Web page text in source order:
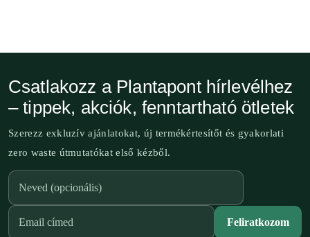
Csatlakozz a Plantapont hírlevélhez
– tippek, akciók, fenntartható ötletek
Szerezz exkluzív ajánlatokat, új termékértesítőt és gyakorlati
zero waste útmutatókat első kézből.
Feliratkozom